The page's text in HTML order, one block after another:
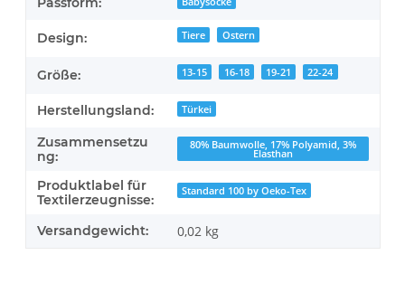
Design: Tiere Ostern
Größe: 13-15 16-18 19-21 22-24
Herstellungsland: Türkei
Zusammensetzu
ng:
80% Baumwolle, 17% Polyamid, 3%
Elasthan
Produktlabel für
Textilerzeugnisse:
Standard 100 by Oeko-Tex
Versandgewicht: 0,02 kg